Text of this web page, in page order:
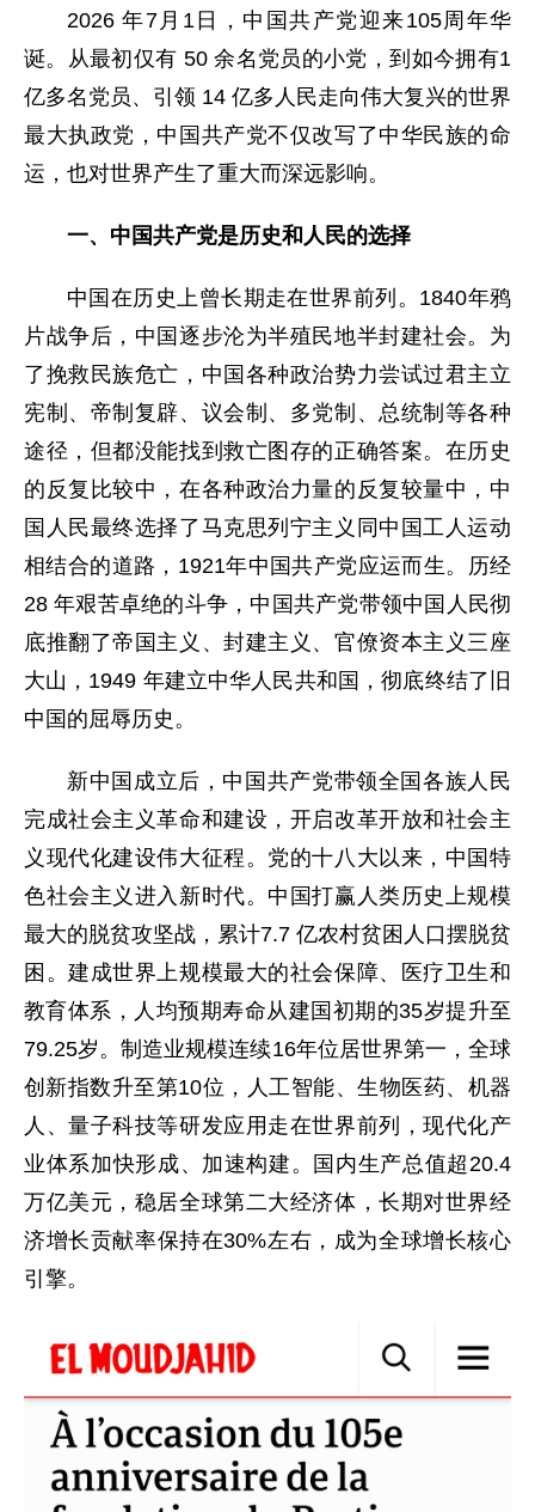
2026 年7月1日，中国共产党迎来105周年华
诞。从最初仅有 50 余名党员的小党，到如今拥有1
亿多名党员、引领 14 亿多人民走向伟大复兴的世界
最大执政党，中国共产党不仅改写了中华民族的命
运，也对世界产生了重大而深远影响。
一、中国共产党是历史和人民的选择
中国在历史上曾长期走在世界前列。1840年鸦
片战争后，中国逐步沦为半殖民地半封建社会。为
了挽救民族危亡，中国各种政治势力尝试过君主立
宪制、帝制复辟、议会制、多党制、总统制等各种
途径，但都没能找到救亡图存的正确答案。在历史
的反复比较中，在各种政治力量的反复较量中，中
国人民最终选择了马克思列宁主义同中国工人运动
相结合的道路，1921年中国共产党应运而生。历经
28 年艰苦卓绝的斗争，中国共产党带领中国人民彻
底推翻了帝国主义、封建主义、官僚资本主义三座
大山，1949 年建立中华人民共和国，彻底终结了旧
中国的屈辱历史。
新中国成立后，中国共产党带领全国各族人民
完成社会主义革命和建设，开启改革开放和社会主
义现代化建设伟大征程。党的十八大以来，中国特
色社会主义进入新时代。中国打赢人类历史上规模
最大的脱贫攻坚战，累计7.7 亿农村贫困人口摆脱贫
困。建成世界上规模最大的社会保障、医疗卫生和
教育体系，人均预期寿命从建国初期的35岁提升至
79.25岁。制造业规模连续16年位居世界第一，全球
创新指数升至第10位，人工智能、生物医药、机器
人、量子科技等研发应用走在世界前列，现代化产
业体系加快形成、加速构建。国内生产总值超20.4
万亿美元，稳居全球第二大经济体，长期对世界经
济增长贡献率保持在30%左右，成为全球增长核心
引擎。